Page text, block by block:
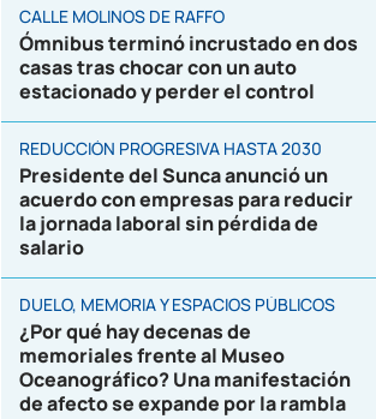
CALLE MOLINOS DE RAFFO
Ómnibus terminó incrustado en dos
casas tras chocar con un auto
estacionado y perder el control
REDUCCIÓN PROGRESIVA HASTA 2030
Presidente del Sunca anunció un
acuerdo con empresas para reducir
la jornada laboral sin pérdida de
salario
DUELO, MEMORIA Y ESPACIOS PÚBLICOS
¿Por qué hay decenas de
memoriales frente al Museo
Oceanográfico? Una manifestación
de afecto se expande por la rambla